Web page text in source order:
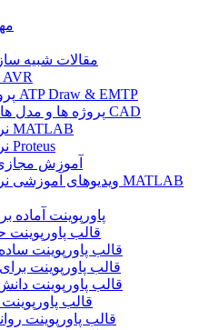
مقالات شبیه
آموزش AVR
پروژه های ATP Draw & EMTP
پروژه ها و مدل های آماده CAD
نرم افزار MATLAB
نرم افزار Proteus
آموزش
ویدیوهای آموزشی نرم افزار MATLAB
پاورپوینت آماده
قالب پاورپوینت
قالب پاورپوینت
قالب پاورپوینت
قالب پاورپوینت
قالب
قالب پاورپوینت